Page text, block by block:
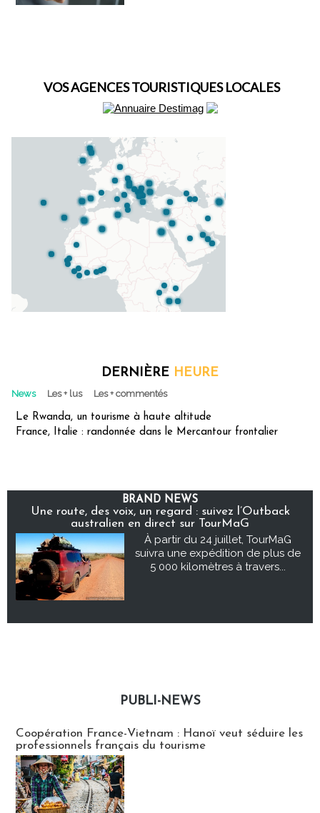
VOS AGENCES TOURISTIQUES LOCALES
DERNIÈRE HEURE
News Les + lus Les + commentés
Le Rwanda, un tourisme à haute altitude
France, Italie : randonnée dans le Mercantour frontalier
BRAND NEWS
Une route, des voix, un regard : suivez l’Outback
australien en direct sur TourMaG
À partir du 24 juillet, TourMaG
suivra une expédition de plus de
5 000 kilomètres à travers...
PUBLI-NEWS
Coopération France-Vietnam : Hanoï veut séduire les
professionnels français du tourisme